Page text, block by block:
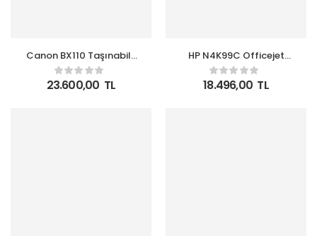
Canon BX110 Taşınabilir
Mobil Mürekkep
Kartuşlu Yazıcı
23.600,00 TL
HP N4K99C Officejet
202 Taşınabilir Mobil
Mürekkep Kartuşlu
Yazıcı
18.496,00 TL